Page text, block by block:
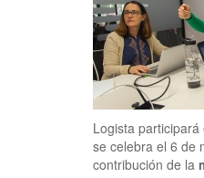
Logista participará
se celebra el 6 de
contribución de la